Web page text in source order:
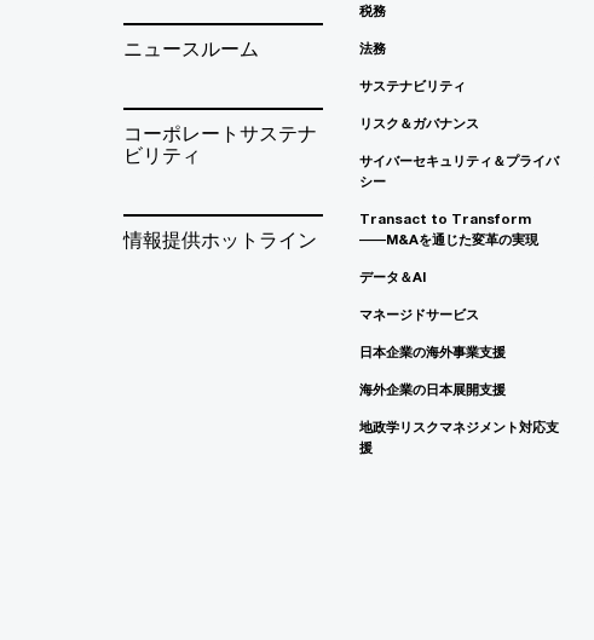
ニュースルーム
コーポレートサステナ
ビリティ
情報提供ホットライン
税務
法務
サステナビリティ
リスク＆ガバナンス
サイバーセキュリティ＆プライバ
シー
Transact to Transform
――M&Aを通じた変革の実現
データ＆AI
マネージドサービス
日本企業の海外事業支援
海外企業の日本展開支援
地政学リスクマネジメント対応支
援